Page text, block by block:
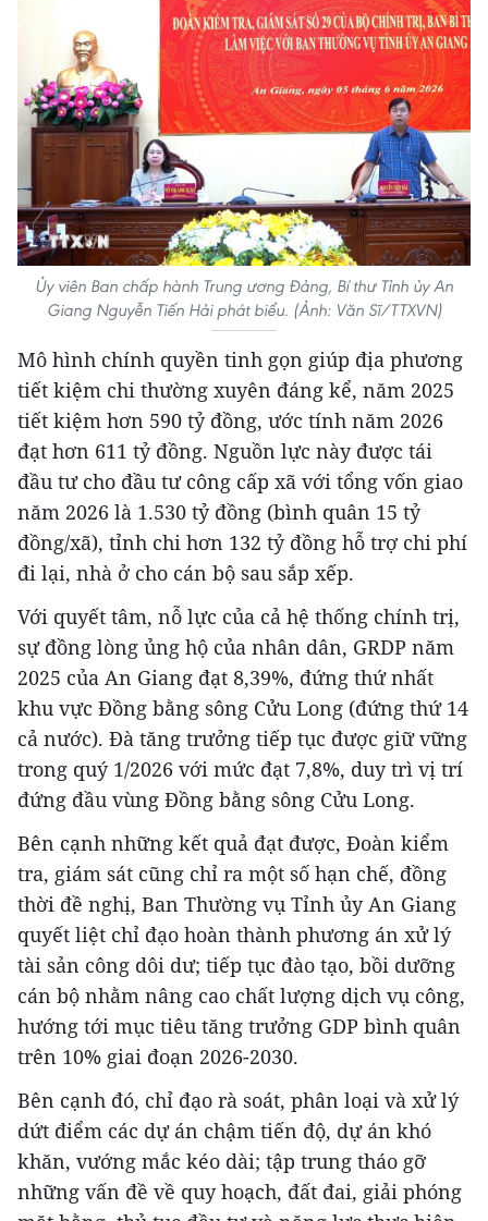
Ủy viên Ban chấp hành Trung ương Đảng, Bí thư Tỉnh ủy An
Giang Nguyễn Tiến Hải phát biểu. (Ảnh: Văn Sĩ/TTXVN)
Mô hình chính quyền tinh gọn giúp địa phương
tiết kiệm chi thường xuyên đáng kể, năm 2025
tiết kiệm hơn 590 tỷ đồng, ước tính năm 2026
đạt hơn 611 tỷ đồng. Nguồn lực này được tái
đầu tư cho đầu tư công cấp xã với tổng vốn giao
năm 2026 là 1.530 tỷ đồng (bình quân 15 tỷ
đồng/xã), tỉnh chi hơn 132 tỷ đồng hỗ trợ chi phí
đi lại, nhà ở cho cán bộ sau sắp xếp.
Với quyết tâm, nỗ lực của cả hệ thống chính trị,
sự đồng lòng ủng hộ của nhân dân, GRDP năm
2025 của An Giang đạt 8,39%, đứng thứ nhất
khu vực Đồng bằng sông Cửu Long (đứng thứ 14
cả nước). Đà tăng trưởng tiếp tục được giữ vững
trong quý 1/2026 với mức đạt 7,8%, duy trì vị trí
đứng đầu vùng Đồng bằng sông Cửu Long.
Bên cạnh những kết quả đạt được, Đoàn kiểm
tra, giám sát cũng chỉ ra một số hạn chế, đồng
thời đề nghị, Ban Thường vụ Tỉnh ủy An Giang
quyết liệt chỉ đạo hoàn thành phương án xử lý
tài sản công dôi dư; tiếp tục đào tạo, bồi dưỡng
cán bộ nhằm nâng cao chất lượng dịch vụ công,
hướng tới mục tiêu tăng trưởng GDP bình quân
trên 10% giai đoạn 2026-2030.
Bên cạnh đó, chỉ đạo rà soát, phân loại và xử lý
dứt điểm các dự án chậm tiến độ, dự án khó
khăn, vướng mắc kéo dài; tập trung tháo gỡ
những vấn đề về quy hoạch, đất đai, giải phóng